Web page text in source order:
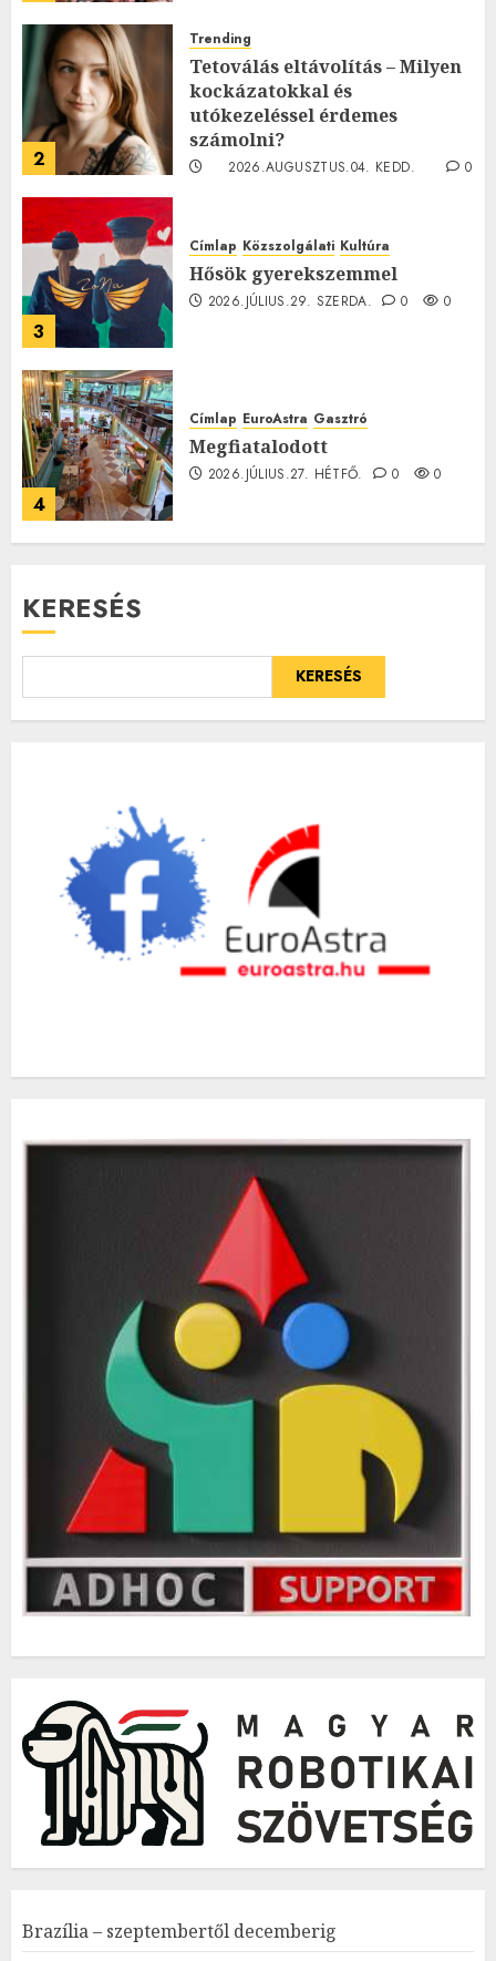
2
Trending
Tetoválás eltávolítás – Milyen
kockázatokkal és
utókezeléssel érdemes
számolni?
2026.AUGUSZTUS.04. KEDD.
0
3
Címlap Közszolgálati Kultúra
Hősök gyerekszemmel
2026.JÚLIUS.29. SZERDA. 0 0
4
Címlap EuroAstra Gasztró
Megfiatalodott
2026.JÚLIUS.27. HÉTFŐ. 0 0
KERESÉS
KERESÉS
Brazília – szeptembertől decemberig